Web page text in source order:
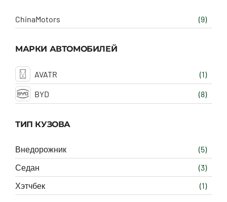
ChinaMotors (9)
МАРКИ АВТОМОБИЛЕЙ
AVATR (1)
BYD (8)
ТИП КУЗОВА
Внедорожник
(5)
Седан
(3)
Хэтчбек
(1)